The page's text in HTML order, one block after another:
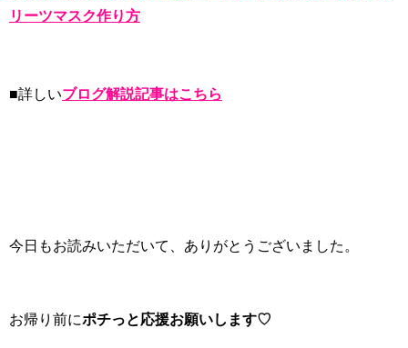
リーツマスク作り方
■詳しいブログ解説記事はこちら
今日もお読みいただいて、ありがとうございました。
お帰り前にポチっと応援お願いします♡